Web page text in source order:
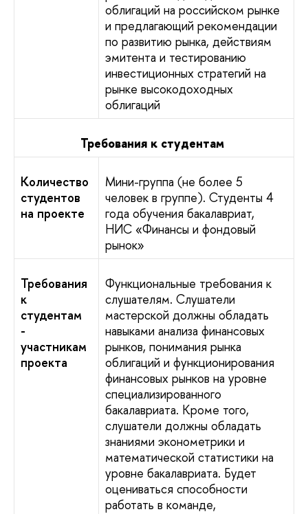
облигаций на российском рынке
и предлагающий рекомендации
по развитию рынка, действиям
эмитента и тестированию
инвестиционных стратегий на
рынке высокодоходных
облигаций
Требования к студентам
Количество
студентов
на проекте
Мини-группа (не более 5
человек в группе). Студенты 4
года обучения бакалавриат,
НИС «Финансы и фондовый
рынок»
Требования
к
студентам
-
участникам
проекта
Функциональные требования к
слушателям. Слушатели
мастерской должны обладать
навыками анализа финансовых
рынков, понимания рынка
облигаций и функционирования
финансовых рынков на уровне
специализированного
бакалавриата. Кроме того,
слушатели должны обладать
знаниями эконометрики и
математической статистики на
уровне бакалавриата. Будет
оцениваться способности
работать в команде,